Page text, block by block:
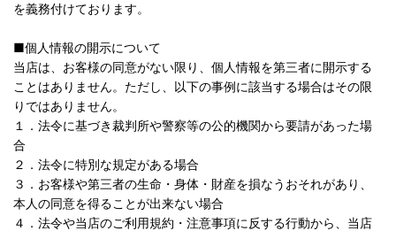
を義務付けております。
■個人情報の開示について
当店は、お客様の同意がない限り、個人情報を第三者に開示する
ことはありません。ただし、以下の事例に該当する場合はその限
りではありません。
１．法令に基づき裁判所や警察等の公的機関から要請があった場
合
２．法令に特別な規定がある場合
３．お客様や第三者の生命・身体・財産を損なうおそれがあり、
本人の同意を得ることが出来ない場合
４．法令や当店のご利用規約・注意事項に反する行動から、当店